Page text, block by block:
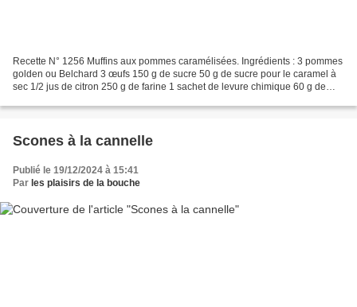
Recette N° 1256 Muffins aux pommes caramélisées. Ingrédients : 3 pommes
golden ou Belchard 3 œufs 150 g de sucre 50 g de sucre pour le caramel à
sec 1/2 jus de citron 250 g de farine 1 sachet de levure chimique 60 g de
Scones à la cannelle
Publié le 19/12/2024 à 15:41
Par les plaisirs de la bouche